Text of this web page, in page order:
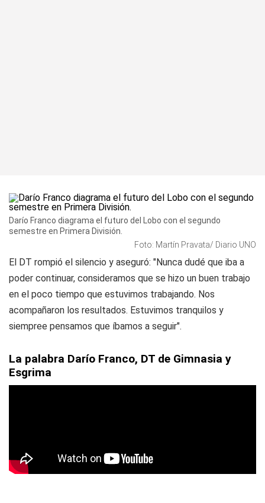
Darío Franco diagrama el futuro del Lobo con el segundo
semestre en Primera División.
Foto: Martín Pravata/ Diario UNO
El DT rompió el silencio y aseguró: "Nunca dudé que iba a
poder continuar, consideramos que se hizo un buen trabajo
en el poco tiempo que estuvimos trabajando. Nos
acompañaron los resultados. Estuvimos tranquilos y
siempree pensamos que íbamos a seguir".
La palabra Darío Franco, DT de Gimnasia y
Esgrima